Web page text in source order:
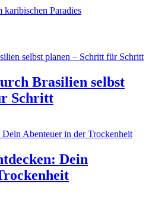
Paradies
Brasilien selbst
Schritt
Dein